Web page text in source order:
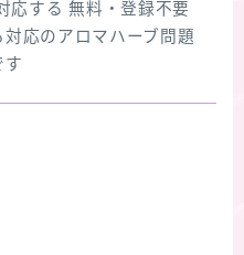
応する 無料・登録不要
応のアロマハーブ問題
す